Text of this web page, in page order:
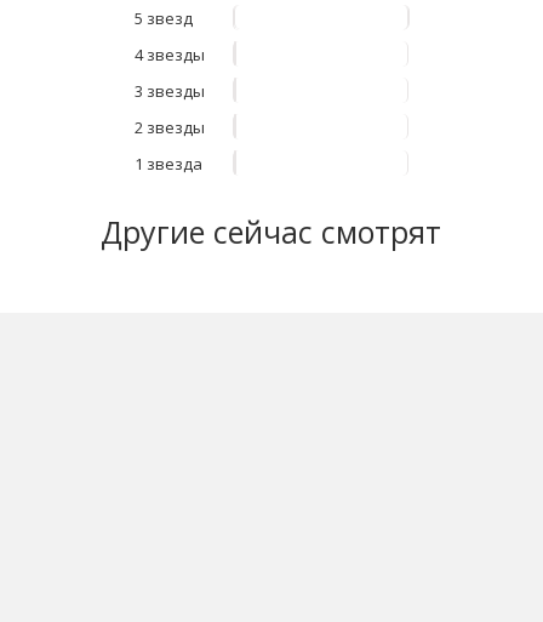
5 звезд
4 звезды
3 звезды
2 звезды
1 звезда
Другие сейчас смотрят